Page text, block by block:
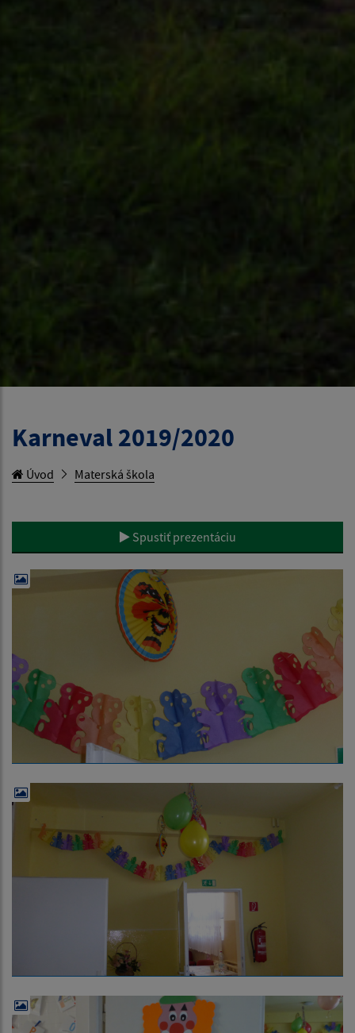
Karneval 2019/2020
Úvod Materská škola
Spustiť prezentáciu